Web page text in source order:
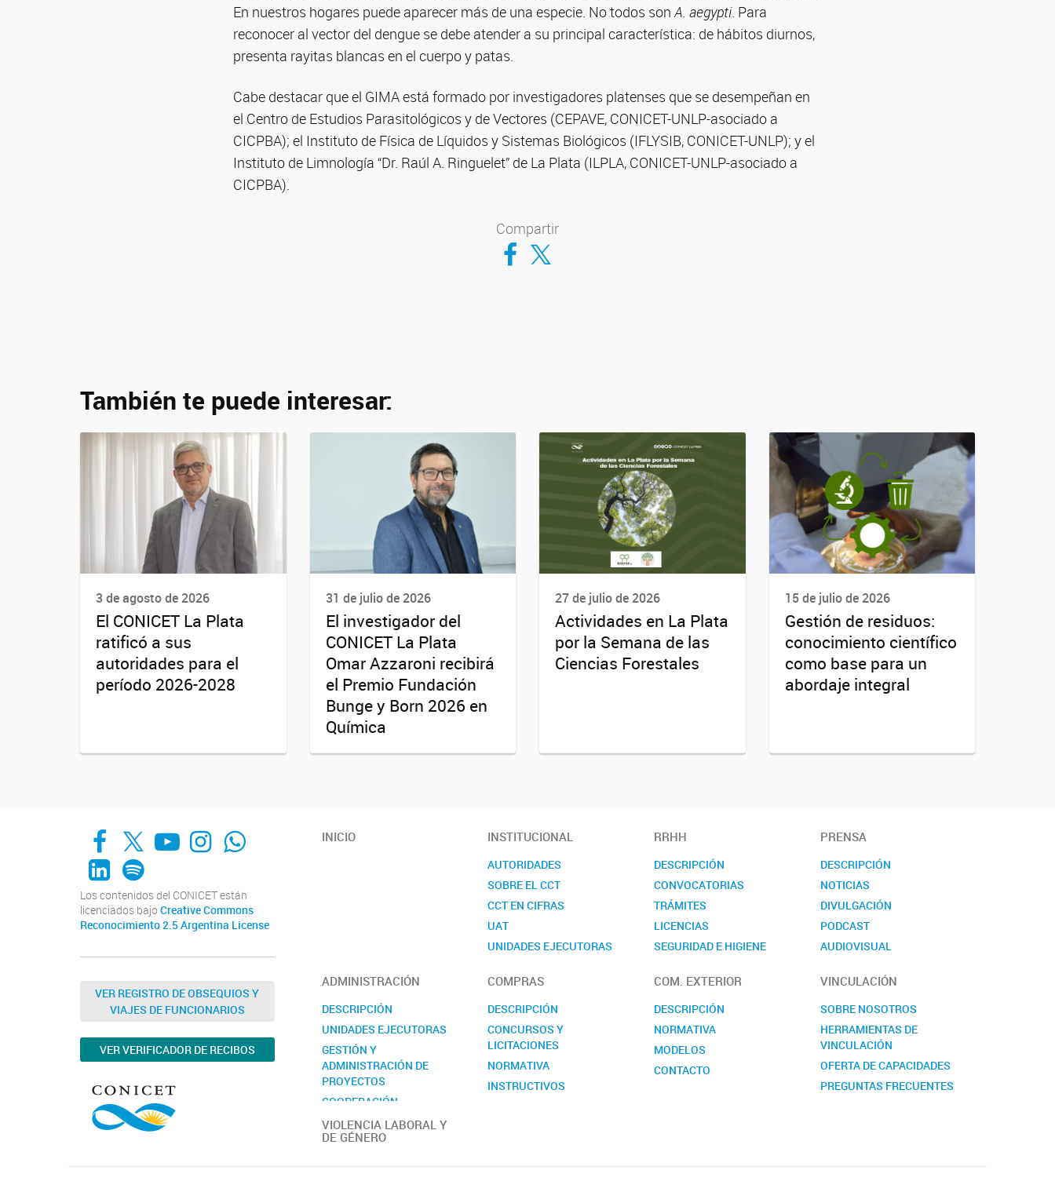
En nuestros hogares puede aparecer más de una especie. No todos sonA. aegypti. Para
reconocer al vector del dengue se debe atender a su principal característica: de hábitos diurnos,
presenta rayitas blancas en el cuerpo y patas.
Cabe destacar que el GIMA está formado por investigadores platenses que se desempeñan en
el Centro de Estudios Parasitológicos y de Vectores (CEPAVE, CONICET-UNLP-asociado a
CICPBA); el Instituto de Física de Líquidos y Sistemas Biológicos (IFLYSIB, CONICET-UNLP); y el
Instituto de Limnología “Dr. Raúl A. Ringuelet” de La Plata (ILPLA, CONICET-UNLP-asociado a
CICPBA).
Compartir
Compartir en Facebook
Compartir en Twitter
También te puede interesar:
3 de agosto de 2026
El CONICET La Plata
ratificó a sus
autoridades para el
período 2026-2028
31 de julio de 2026
El investigador del
CONICET La Plata
Omar Azzaroni recibirá
el Premio Fundación
Bunge y Born 2026 en
Química
27 de julio de 2026
Actividades en La Plata
por la Semana de las
Ciencias Forestales
15 de julio de 2026
Gestión de residuos:
conocimiento científico
como base para un
abordaje integral
Facebook
X YouTube
Instagram
Whats App
LinkedIn
Spotify
Los contenidos del CONICET están
licenciados bajo Creative Commons
Reconocimiento 2.5 Argentina License
VER REGISTRO DE OBSEQUIOS Y
VIAJES DE FUNCIONARIOS
VER VERIFICADOR DE RECIBOS
INICIO INSTITUCIONAL
AUTORIDADES
SOBRE EL CCT
CCT EN CIFRAS
UAT
UNIDADES EJECUTORAS
REALP
RRHH
DESCRIPCIÓN
CONVOCATORIAS
TRÁMITES
LICENCIAS
SEGURIDAD E HIGIENE
PRENSA
DESCRIPCIÓN
NOTICIAS
DIVULGACIÓN
PODCAST
AUDIOVISUAL
NOVEDADES
CONTACTO
ADMINISTRACIÓN
DESCRIPCIÓN
UNIDADES EJECUTORAS
GESTIÓN Y
ADMINISTRACIÓN DE
PROYECTOS
COOPERACIÓN
CONTACTO
COMPRAS
DESCRIPCIÓN
CONCURSOS Y
LICITACIONES
NORMATIVA
INSTRUCTIVOS
COM. EXTERIOR
DESCRIPCIÓN
NORMATIVA
MODELOS
CONTACTO
VINCULACIÓN
SOBRE NOSOTROS
HERRAMIENTAS DE
VINCULACIÓN
OFERTA DE CAPACIDADES
PREGUNTAS FRECUENTES
VIOLENCIA LABORAL Y
DE GÉNERO